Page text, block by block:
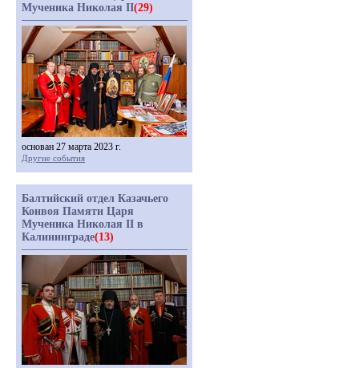
Мученика Николая II(29)
основан 27 марта 2023 г.
Другие события
Балтийский отдел Казачьего
Конвоя Памяти Царя
Мученика Николая II в
Калининграде(13)